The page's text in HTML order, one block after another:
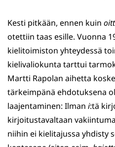
Kesti pitkään, ennen kuin
otettiin taas esille. Vuonna
kielitoimiston yhteydessä
kielivaliokunta tarttui
Martti Rapolan aihetta
tärkeimpänä ehdotuksena
laajentaminen: Ilman i:tä
kirjoitustavaltaan
niihin ei kielitajussa yhdisty